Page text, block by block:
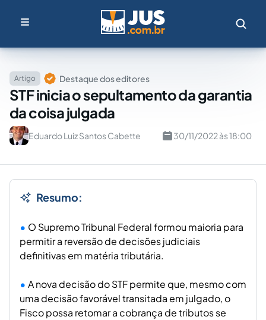
Artigo Destaque dos editores
STF inicia o sepultamento da garantia
da coisa julgada
Eduardo Luiz Santos Cabette 30/11/2022 às 18:00
Resumo:
O Supremo Tribunal Federal formou maioria para
permitir a reversão de decisões judiciais
definitivas em matéria tributária.
A nova decisão do STF permite que, mesmo com
uma decisão favorável transitada em julgado, o
Fisco possa retomar a cobrança de tributos se